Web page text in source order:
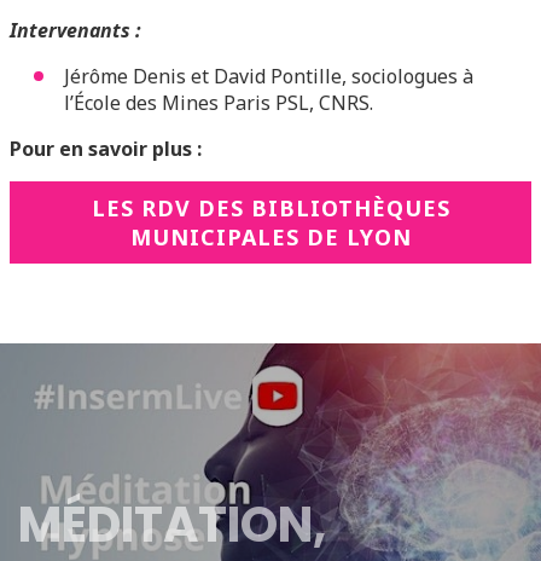
Intervenants :
Jérôme Denis et David Pontille, sociologues à
l’École des Mines Paris PSL, CNRS.
Pour en savoir plus :
LES RDV DES BIBLIOTHÈQUES
MUNICIPALES DE LYON
MÉDITATION,